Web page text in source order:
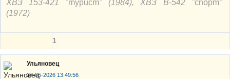
ХВЗ 153-421 "mypucm" (1984), ХВЗ В-542 "cnорm"
(1972)
1
Ульяновец
27-05-2026 13:49:56